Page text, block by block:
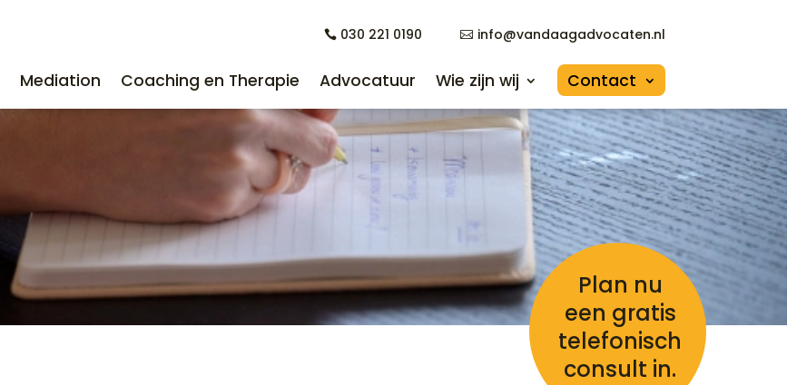
030 221 0190 info@vandaagadvocaten.nl
Mediation Coaching en Therapie Advocatuur Wie zijn wij Contact
030 221 0190 info@vandaagadvocaten.nl
Mediation Coaching en Therapie Advocatuur Wie zijn wij Contact
Plan nu
een gratis
telefonisch
consult in.